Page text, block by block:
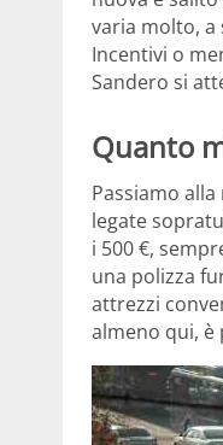
varia molto, a
Incentivi o
Sandero si
Quanto
Passiamo
legate
i 500 €,
una polizza
attrezzi
almeno qui, è